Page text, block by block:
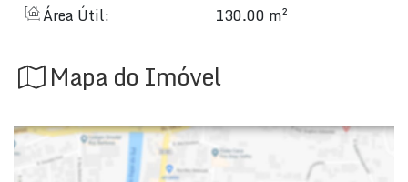
Área Útil:
130.00 m²
Mapa do Imóvel